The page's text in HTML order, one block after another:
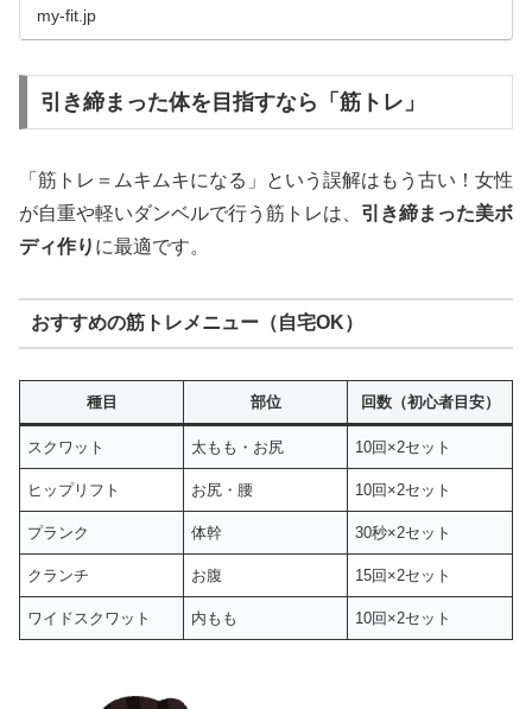
my-fit.jp
引き締まった体を目指すなら「筋トレ」
「筋トレ＝ムキムキになる」という誤解はもう古い！女性
が自重や軽いダンベルで行う筋トレは、 引き締まった美ボ
ディ作り に最適です。
おすすめの筋トレメニュー（自宅OK）
種目 部位 回数（初心者目安）
スクワット 太もも・お尻 10回×2セット
ヒップリフト お尻・腰 10回×2セット
プランク 体幹 30秒×2セット
クランチ お腹 15回×2セット
ワイドスクワット 内もも 10回×2セット